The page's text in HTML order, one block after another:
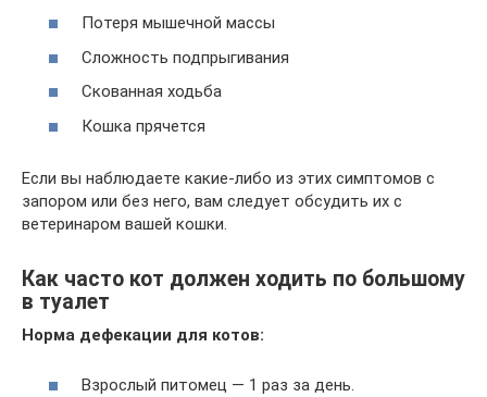
Потеря мышечной массы
Сложность подпрыгивания
Скованная ходьба
Кошка прячется
Если вы наблюдаете какие-либо из этих симптомов с
запором или без него, вам следует обсудить их с
ветеринаром вашей кошки.
Как часто кот должен ходить по большому
в туалет
Норма дефекации для котов:
Взрослый питомец — 1 раз за день.